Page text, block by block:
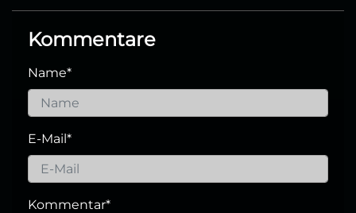
Kommentare
Name*
E-Mail*
Kommentar*